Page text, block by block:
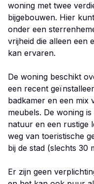
woning met twee
bijgebouwen. Hier
onder een
vrijheid die alleen een
kan ervaren.
De woning beschikt
een recent
badkamer en een mix
meubels. De woning
natuur en een rustige
weg van toeristische
bij de stad (slechts 30
Er zijn geen